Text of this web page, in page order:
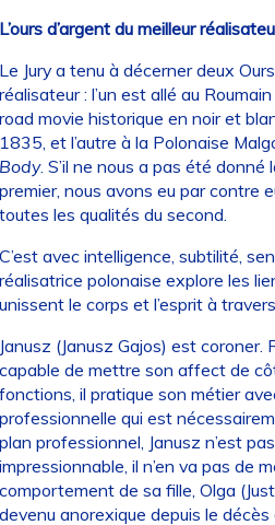
d’argent du meilleur
Jury a tenu à décerner deux
: l’un est allé au
movie historique en noir et
et l’autre à la Polonaise
. S’il ne nous a pas été donné
nous avons eu par contre
les qualités du second.
avec intelligence, subtilité,
polonaise explore les
le corps et l’esprit à travers
(Janusz Gajos) est coroner.
de mettre son affect de
il pratique son métier
qui est
professionnel, Janusz n’est
il n’en va pas de
de sa fille, Olga
anorexique depuis le